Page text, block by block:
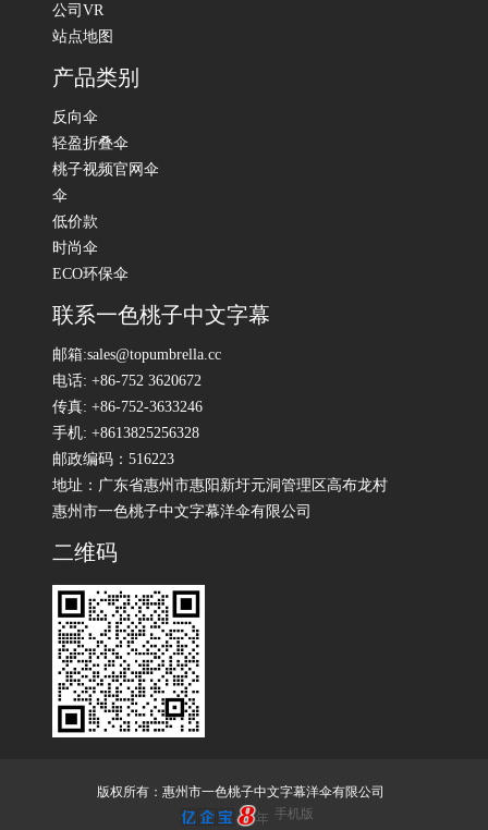
公司VR
站点地图
产品类别
反向伞
轻盈折叠伞
桃子视频官网伞
伞
低价款
时尚伞
ECO环保伞
联系一色桃子中文字幕
邮箱:sales@topumbrella.cc
电话: +86-752 3620672
传真: +86-752-3633246
手机: +8613825256328
邮政编码：516223
地址：广东省惠州市惠阳新圩元洞管理区高布龙村
惠州市一色桃子中文字幕洋伞有限公司
二维码
版权所有：惠州市一色桃子中文字幕洋伞有限公司
手机版